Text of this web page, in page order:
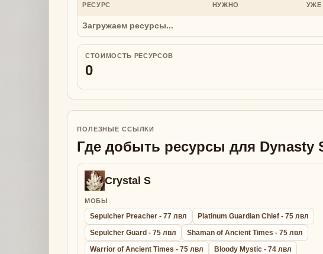
РЕСУРС НУЖНО УЖЕ
Загружаем ресурсы...
СТОИМОСТЬ РЕСУРСОВ
0
ПОЛЕЗНЫЕ ССЫЛКИ
Где добыть ресурсы для Dynasty
Crystal S
МОБЫ
Sepulcher Preacher - 77 лвл
Platinum Guardian Chief - 75 лвл
Sepulcher Guard - 75 лвл
Shaman of Ancient Times - 75 лвл
Warrior of Ancient Times - 75 лвл
Bloody Mystic - 74 лвл